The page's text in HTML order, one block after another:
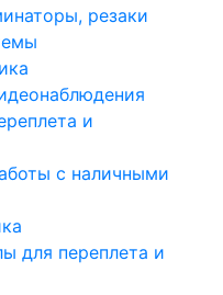
резаки
и
с наличными
для переплета и